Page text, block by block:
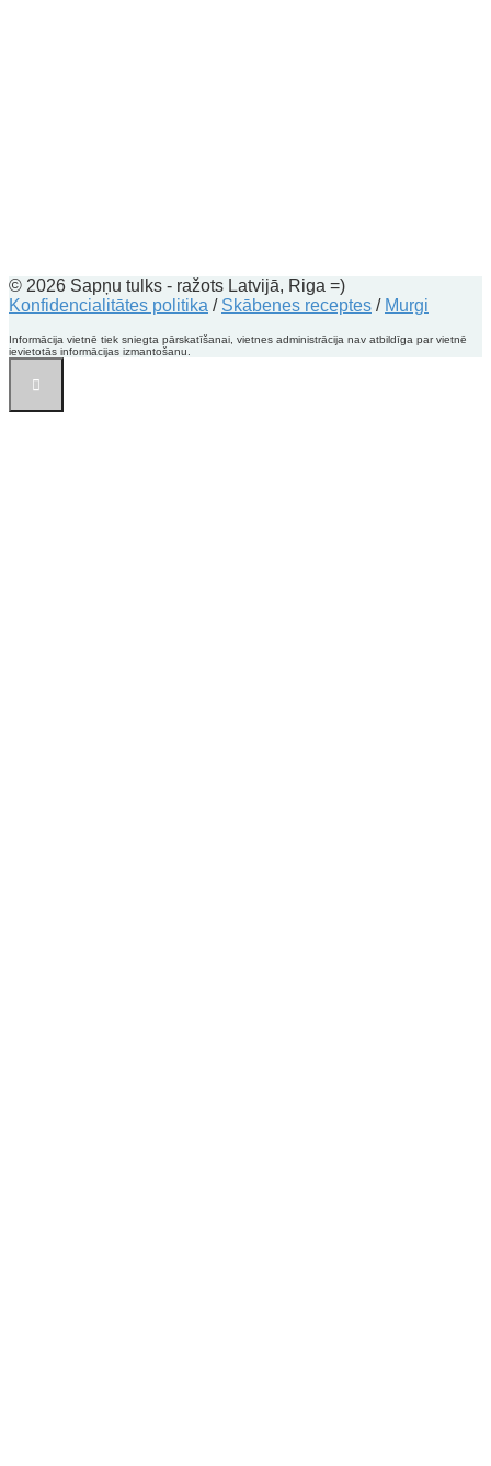
© 2026 Sapņu tulks - ražots Latvijā, Riga =)
Konfidencialitātes politika / Skābenes receptes / Murgi
Informācija vietnē tiek sniegta pārskatīšanai, vietnes administrācija nav atbildīga par vietnē
ievietotās informācijas izmantošanu.